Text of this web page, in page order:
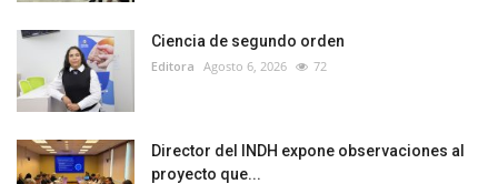
Ciencia de segundo orden
Editora Agosto 6, 2026 72
Director del INDH expone observaciones al
proyecto que...